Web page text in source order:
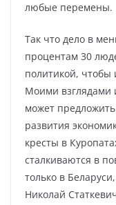
любые перемены.
Так что дело в
процентам 30
политикой, чтобы
Моими взглядами
может
развития
кресты в
сталкиваются в
только в
Николай